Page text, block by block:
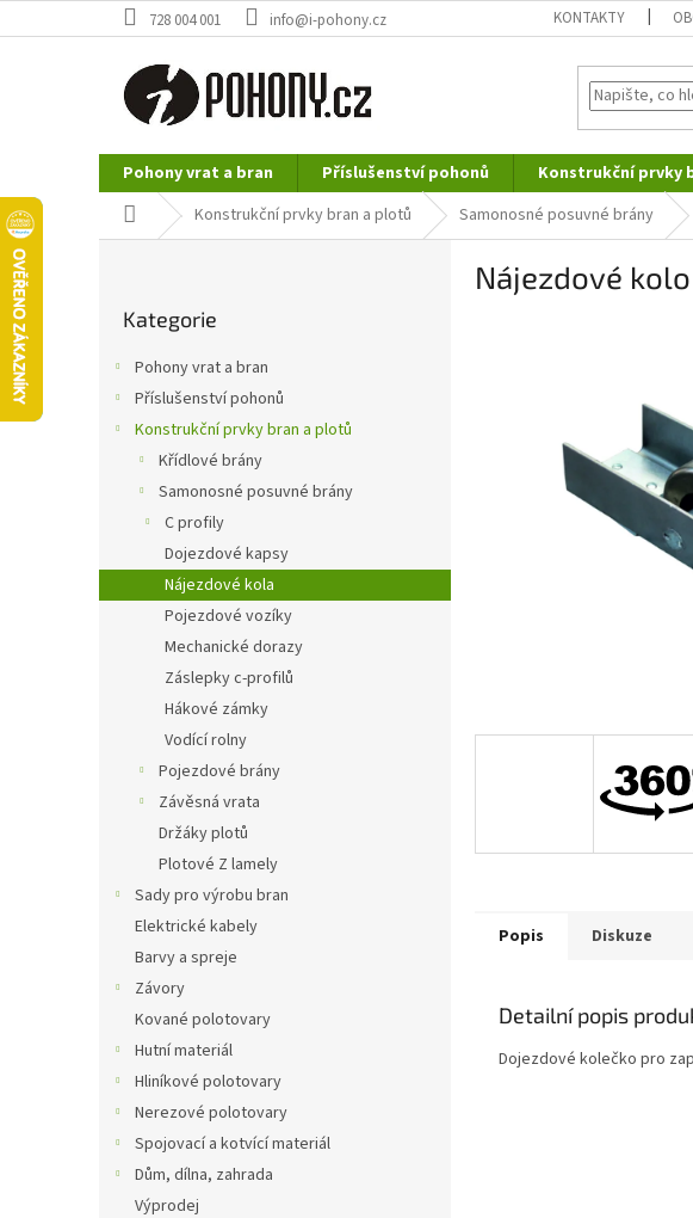
na
728 004 001 info@i-pohony.cz KONTAKTY
Pohony vrat a bran Příslušenství pohonů Konstrukční prvky
Nerezové polotovary
Hutní materiál
Domů Konstrukční prvky bran a plotů Samonosné posuvné brány
e
l
kategorie
Kategorie
Pohony vrat a bran
Příslušenství pohonů
Konstrukční prvky bran a plotů
Křídlové brány
Samonosné posuvné brány
C profily
Dojezdové kapsy
Nájezdové kola
Pojezdové vozíky
Mechanické dorazy
Záslepky c-profilů
Hákové zámky
Vodící rolny
Pojezdové brány
Závěsná vrata
Držáky plotů
Plotové Z lamely
Sady pro výrobu bran
Elektrické kabely
Barvy a spreje
Závory
Kované polotovary
Hutní materiál
Hliníkové polotovary
Nerezové polotovary
Spojovací a kotvící materiál
Dům, dílna, zahrada
Výprodej
Nájezdové
Popis Diskuze
Detailní popis
Dojezdové kolečko pro